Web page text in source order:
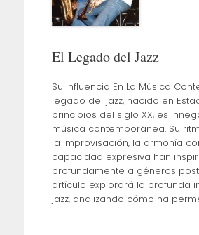
El Legado del Jazz
Su Influencia En La Música
legado del jazz, nacido en
principios del siglo XX, es
música contemporánea. Su
la improvisación, la armonía
capacidad expresiva han
profundamente a géneros
artículo explorará la profunda
jazz, analizando cómo ha